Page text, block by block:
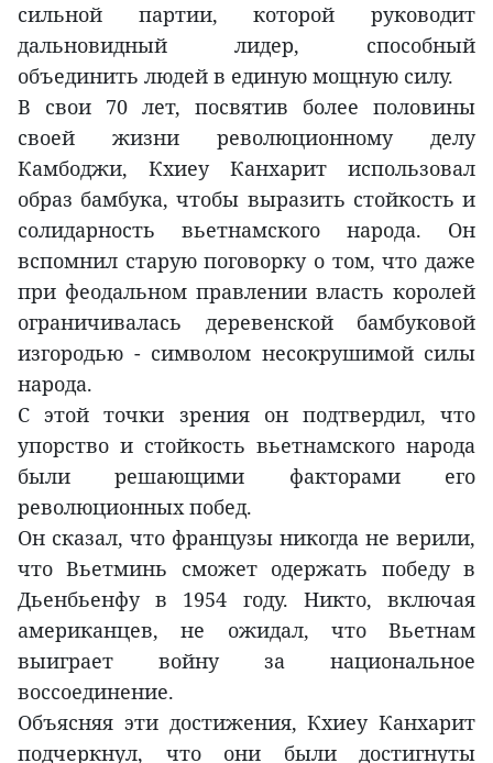
сильной партии, которой руководит
дальновидный лидер, способный
объединить людей в единую мощную силу.
В свои 70 лет, посвятив более половины
своей жизни революционному делу
Камбоджи, Кхиеу Канхарит использовал
образ бамбука, чтобы выразить стойкость и
солидарность вьетнамского народа. Он
вспомнил старую поговорку о том, что даже
при феодальном правлении власть королей
ограничивалась деревенской бамбуковой
изгородью - символом несокрушимой силы
народа.
С этой точки зрения он подтвердил, что
упорство и стойкость вьетнамского народа
были решающими факторами его
революционных побед.
Он сказал, что французы никогда не верили,
что Вьетминь сможет одержать победу в
Дьенбьенфу в 1954 году. Никто, включая
американцев, не ожидал, что Вьетнам
выиграет войну за национальное
воссоединение.
Объясняя эти достижения, Кхиеу Канхарит
подчеркнул, что они были достигнуты